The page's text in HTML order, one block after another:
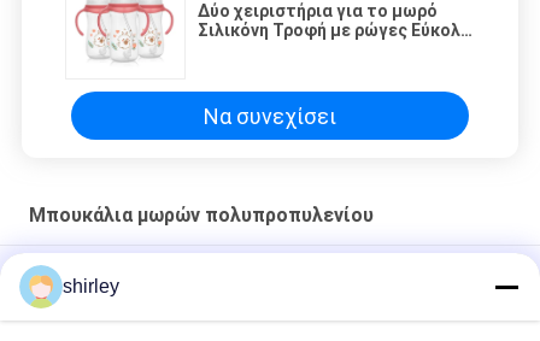
Δύο χειριστήρια για το μωρό
Σιλικόνη Τροφή με ρώγες Εύκολο
Να συνεχίσει
Μπουκάλια μωρών πολυπροπυλενίου
Παρασκευή 8oz τυπικό μπουκάλι σίτισης 3pcs σε ένα σετ
αργή ροή anti colic μπουκάλι γάλα
shirley